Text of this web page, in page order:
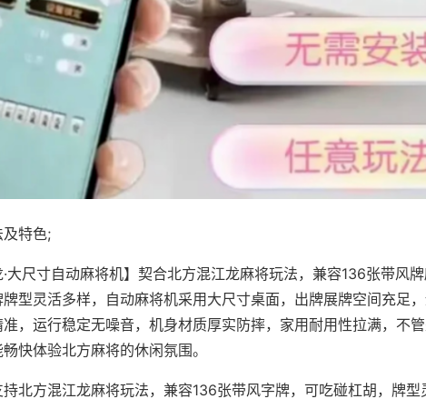
特色;
·大尺寸自动麻将机】契合北方混江龙麻将玩法，兼容136张带风
型灵活多样，自动麻将机采用大尺寸桌面，出牌展牌空间充足
，运行稳定无噪音，机身材质厚实防摔，家用耐用性拉满，不
快体验北方麻将的休闲氛围。
北方混江龙麻将玩法，兼容136张带风字牌，可吃碰杠胡，牌型